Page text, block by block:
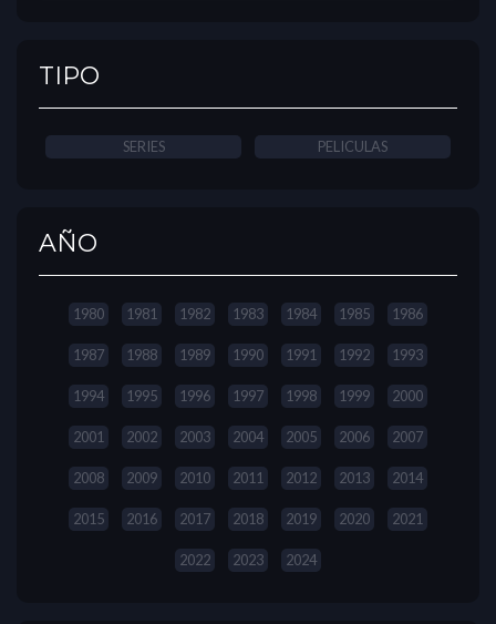
TIPO
SERIES PELICULAS
AÑO
1980 1981 1982 1983 1984 1985 1986
1987 1988 1989 1990 1991 1992 1993
1994 1995 1996 1997 1998 1999 2000
2001 2002 2003 2004 2005 2006 2007
2008 2009 2010 2011 2012 2013 2014
2015 2016 2017 2018 2019 2020 2021
2022 2023 2024